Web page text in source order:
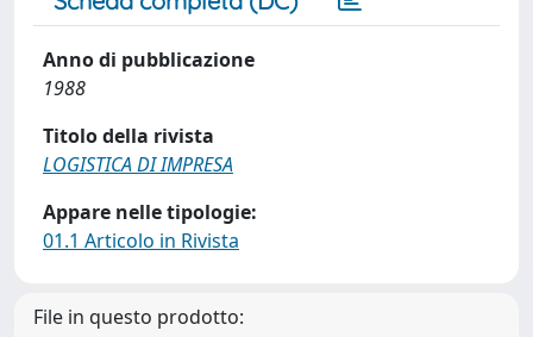
Anno di pubblicazione
1988
Titolo della rivista
LOGISTICA DI IMPRESA
Appare nelle tipologie:
01.1 Articolo in Rivista
File in questo prodotto: